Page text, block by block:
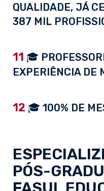
QUALIDADE, JÁ
387 MIL
11 🎓
EXPERIÊNCIA DE
12 🎓 100% DE
PÓS-